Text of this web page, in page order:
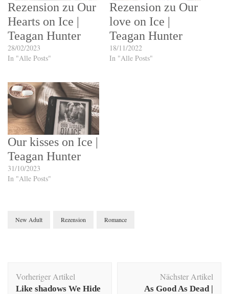
Rezension zu Our
Hearts on Ice |
Teagan Hunter
28/02/2023
In "Alle Posts"
Rezension zu Our
love on Ice |
Teagan Hunter
18/11/2022
In "Alle Posts"
Our kisses on Ice |
Teagan Hunter
31/10/2023
In "Alle Posts"
New Adult Rezension Romance
Vorheriger Artikel
Like shadows We Hide
Nächster Artikel
As Good As Dead |